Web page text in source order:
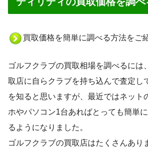
買取価格を簡単に調べる方法をご
ゴルフクラブの買取相場を調べるには
取店に自らクラブを持ち込んで査定し
を知ると思いますが、最近ではネット
ホやパソコン1台あればとっても簡単
るようになりました。
ゴルフクラブの買取店はたくさんあり